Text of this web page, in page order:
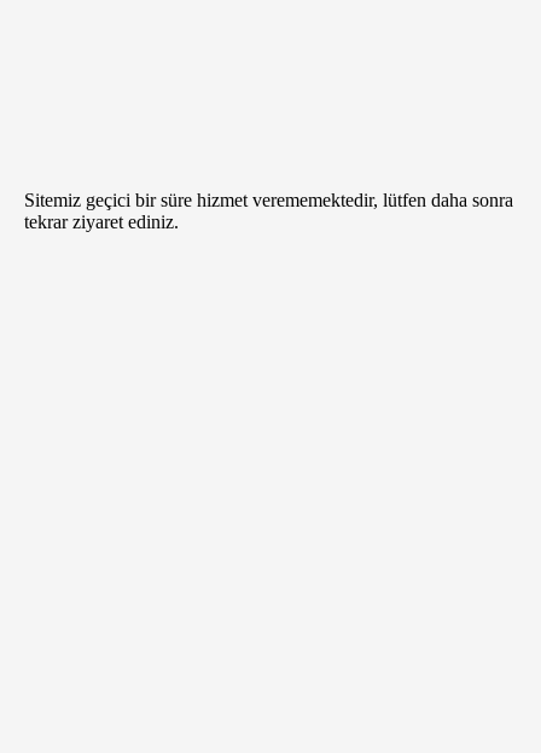
Sitemiz geçici bir süre hizmet verememektedir, lütfen daha sonra
tekrar ziyaret ediniz.